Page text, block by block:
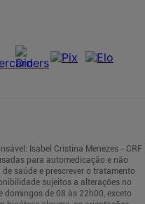
Isabel Cristina Menezes - CRF
para automedicação e não
saúde e prescrever o tratamento
sujeitos a alterações no
de 08 às 22h00, exceto